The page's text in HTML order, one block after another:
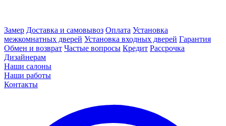
Замер Доставка и самовывоз Оплата Установка
межкомнатных дверей Установка входных дверей Гарантия
Обмен и возврат Частые вопросы Кредит Рассрочка
Дизайнерам
Наши салоны
Наши работы
Контакты